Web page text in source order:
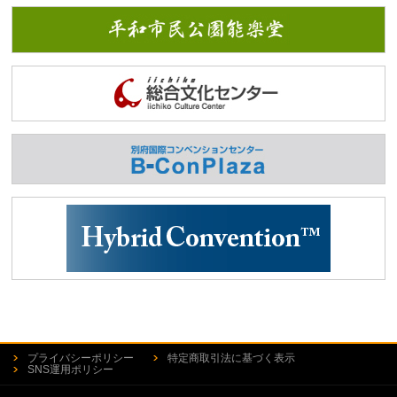
プライバシーポリシー
特定商取引法に基づく表示
SNS運用ポリシー